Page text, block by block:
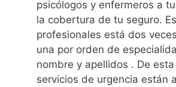
psicólogos y enfermeros a
la cobertura de tu seguro.
profesionales está dos
una por orden de
nombre y apellidos . De
servicios de urgencia están